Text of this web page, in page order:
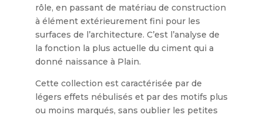
rôle, en passant de matériau de construction
à élément extérieurement fini pour les
surfaces de l’architecture. C’est l’analyse de
la fonction la plus actuelle du ciment qui a
donné naissance à Plain.
Cette collection est caractérisée par de
légers effets nébulisés et par des motifs plus
ou moins marqués, sans oublier les petites